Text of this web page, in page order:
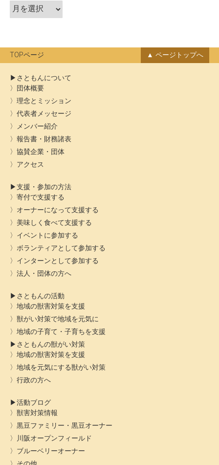
ョ
ア
ー
ブ
TOPページ ページトップへ
さともんについて
団体概要
理念とミッション
代表者メッセージ
メンバー紹介
報告書・財務諸表
協賛企業・団体
アクセス
支援・参加の方法
寄付で支援する
オーナーになって支援する
美味しく食べて支援する
イベントに参加する
ボランティアとして参加する
インターンとして参加する
法人・団体の方へ
さともんの活動
地域の獣害対策を支援
獣がい対策で地域を元気に
地域の子育て・子育ちを支援
さともんの獣がい対策
地域の獣害対策を支援
地域を元気にする獣がい対策
行政の方へ
活動ブログ
獣害対策情報
黒豆ファミリー・黒豆オーナー
川阪オープンフィールド
ブルーベリーオーナー